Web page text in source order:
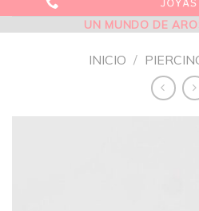
UN MUNDO DE
INICIO /